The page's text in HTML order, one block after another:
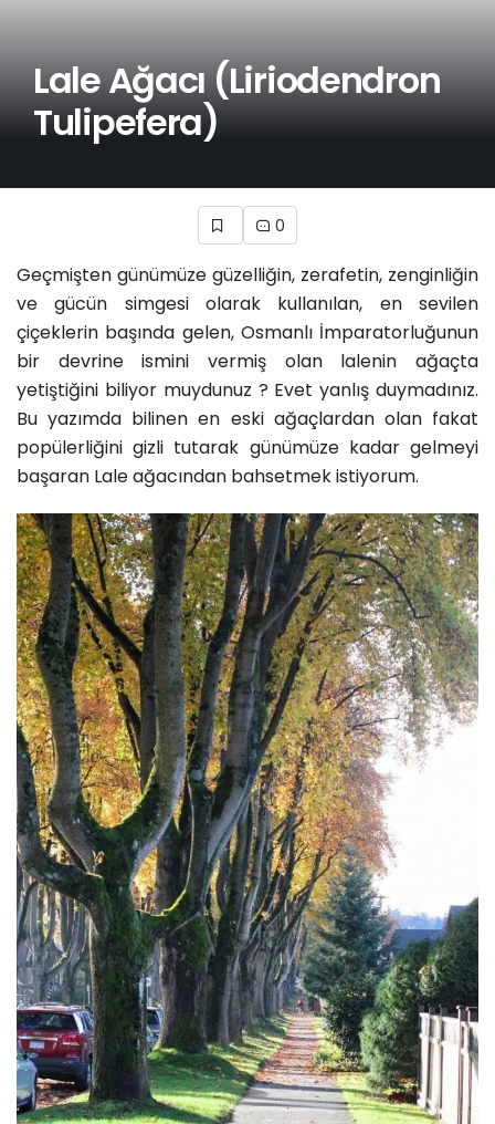
Lale Ağacı (Liriodendron
Tulipefera)
0
Geçmişten günümüze güzelliğin, zerafetin, zenginliğin
ve gücün simgesi olarak kullanılan, en sevilen
çiçeklerin başında gelen, Osmanlı İmparatorluğunun
bir devrine ismini vermiş olan lalenin ağaçta
yetiştiğini biliyor muydunuz ? Evet yanlış duymadınız.
Bu yazımda bilinen en eski ağaçlardan olan fakat
popülerliğini gizli tutarak günümüze kadar gelmeyi
başaran Lale ağacından bahsetmek istiyorum.